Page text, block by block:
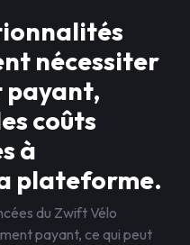
nécessiter
payant,
coûts
à
plateforme.
du Zwift Vélo
payant, ce qui peut